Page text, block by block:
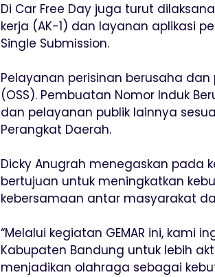
Di Car Free Day juga turut
kerja (AK-1) dan layanan aplikasi
Single Submission.
Pelayanan perisinan berusaha
(OSS). Pembuatan Nomor Induk
dan pelayanan publik lainnya
Perangkat Daerah.
Dicky Anugrah menegaskan pada
bertujuan untuk meningkatkan
kebersamaan antar masyarakat
“Melalui kegiatan GEMAR ini, kami
Kabupaten Bandung untuk lebih
menjadikan olahraga sebagai